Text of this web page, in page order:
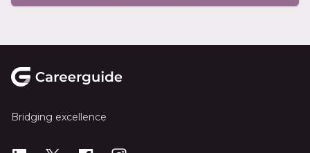
Bridging excellence